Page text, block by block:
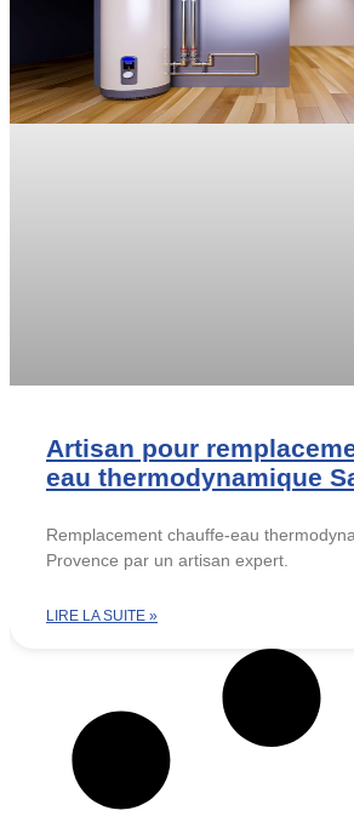
Artisan pour
eau thermodynamique
Remplacement chauffe-eau
Provence par un artisan expert.
LIRE LA SUITE »